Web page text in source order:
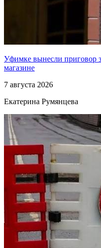
Уфимке вынесли приговор
магазине
7 августа 2026
Екатерина Румянцева